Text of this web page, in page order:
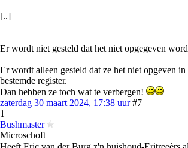
[..]
Er wordt niet gesteld dat het niet opgegeven
Er wordt alleen gesteld dat ze het niet opgeven
bestemde register.
Dan hebben ze toch wat te verbergen!
zaterdag 30 maart 2024, 17:38 uur #7
1
Bushmaster
Microschoft